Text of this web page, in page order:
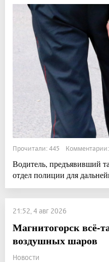
Прочитали: 445
Водитель, предъявивший
отдел полиции для
21:52, 4 авг 2026
Магнитогорск всё-
воздушных шаров
Новости